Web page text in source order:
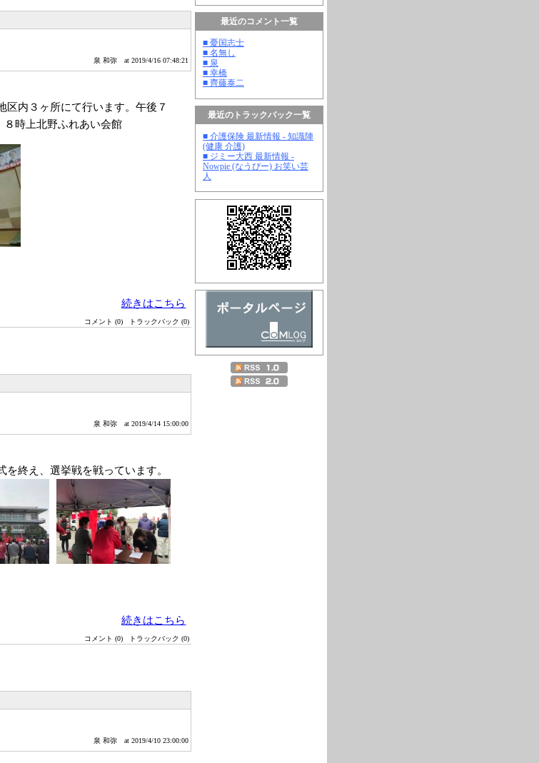
最近のコメント一覧
■ 憂国志士
■ 名無し
■ 泉
■ 幸橋
■ 齊藤泰二
最近のトラックバック一覧
■ 介護保険 最新情報 - 知識陣
(健康 介護)
■ ジミー大西 最新情報 -
Nowpie (なうぴー) お笑い芸
人
泉 和弥 at 2019/4/16 07:48:21
内３ヶ所にて行います。午後７
時上北野ふれあい会館
続きはこちら
コメント (0) トラックバック (0)
泉 和弥 at 2019/4/14 15:00:00
終え、選挙戦を戦っています。
続きはこちら
コメント (0) トラックバック (0)
泉 和弥 at 2019/4/10 23:00:00